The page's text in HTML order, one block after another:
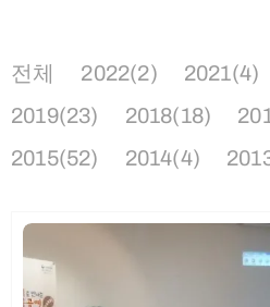
전체 2022(2) 2021(4)
2019(23)
2018(18)
2015(52)
2014(4)